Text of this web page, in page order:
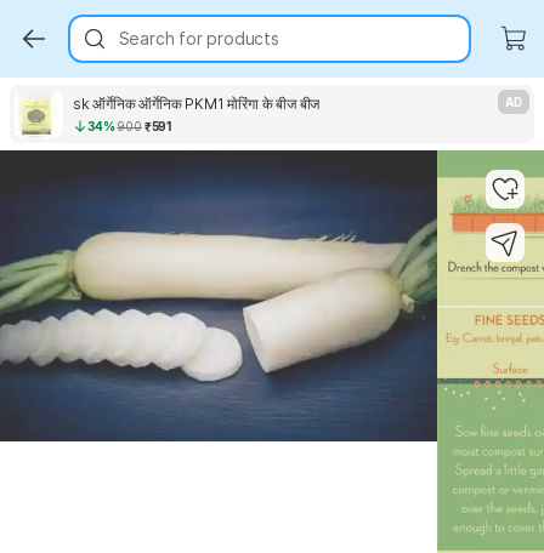
Search for products
sk ऑर्गेनिक ऑर्गेनिक PKM1 मोरिंगा के बीज बीज
34%900₹591
AD